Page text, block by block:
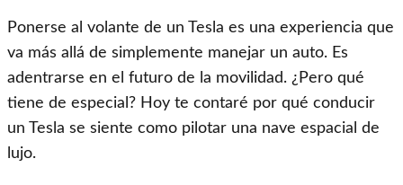
Ponerse al volante de un Tesla es una experiencia que
va más allá de simplemente manejar un auto. Es
adentrarse en el futuro de la movilidad. ¿Pero qué
tiene de especial? Hoy te contaré por qué conducir
un Tesla se siente como pilotar una nave espacial de
lujo.